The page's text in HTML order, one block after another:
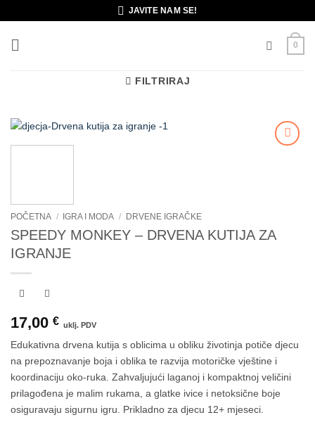
to
content
JAVITE NAM SE!
0
FILTRIRAJ
POČETNA / IGRA I MODA / DRVENE IGRAČKE
SPEEDY MONKEY – DRVENA KUTIJA ZA
IGRANJE
17,00 € uklj. PDV
Edukativna drvena kutija s oblicima u obliku životinja potiče djecu
na prepoznavanje boja i oblika te razvija motoričke vještine i
koordinaciju oko-ruka. Zahvaljujući laganoj i kompaktnoj veličini
prilagođena je malim rukama, a glatke ivice i netoksične boje
osiguravaju sigurnu igru. Prikladno za djecu 12+ mjeseci.